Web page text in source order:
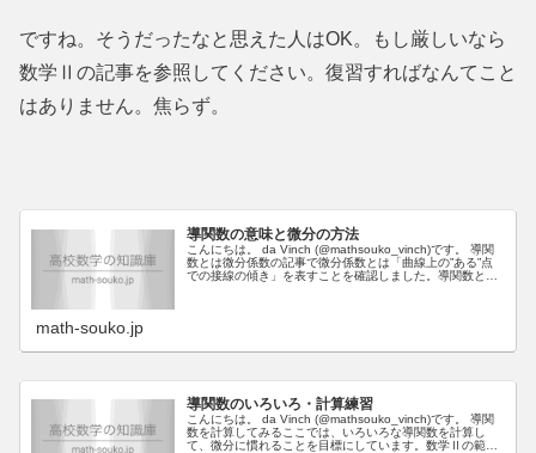
ですね。そうだったなと思えた人はOK。もし厳しいなら
数学Ⅱの記事を参照してください。復習すればなんてこと
はありません。焦らず。
導関数の意味と微分の方法
こんにちは。 da Vinch (@mathsouko_vinch)です。 導関
数とは微分係数の記事で微分係数とは「曲線上の”ある”点
での接線の傾き」を表すことを確認しました。導関数とは
math-souko.jp
導関数のいろいろ・計算練習
こんにちは。 da Vinch (@mathsouko_vinch)です。 導関
数を計算してみるここでは、いろいろな導関数を計算し
て、微分に慣れることを目標にしています。数学Ⅱの範囲